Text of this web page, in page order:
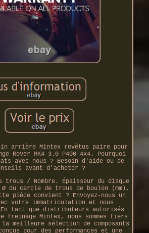
arrière Mintex revêtus paire pour
Rover MK4 3.0 P400 4x4. Pourquoi
avec nous ? Besoin d'aide ou de
avant d'acheter ?
trous / Nombre. Épaisseur du disque
du cercle de trous de boulon (mm).
pièce convient ? Envoyez-nous un
votre immatriculation et nous
tant que distributeurs autorisés
freinage Mintex, nous sommes fiers
meilleure sélection de composants
pour des performances et une